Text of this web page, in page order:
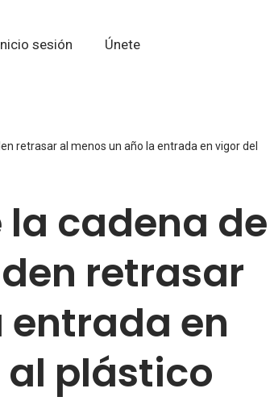
sesión Únete
retrasar al menos un año la entrada en vigor del
cadena de
retrasar
entrada en
plástico